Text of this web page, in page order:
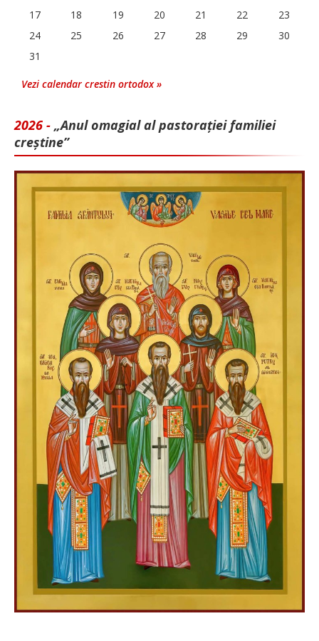
17
18 19 20 21 22
23
24
25 26 27 28 29
30
31
Vezi calendar crestin ortodox »
2026 - „Anul omagial al pastorației familiei
creștine”